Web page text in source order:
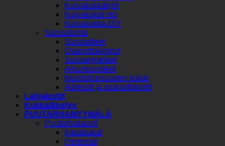
Kuivakukkatyöt
Kuivakukat irto
Kuivakukka DIY
Surusidonta
Surulaitteet
Osanottokimput
Suruseppeleet
Arkunkoristeet
Muistotilaisuuden kukat
Adressit ja osanottokortit
Lahjakortit
Kukkalähetys
PUUTARHAMYYMÄLÄ
Puutarhakasvit
Kesäkukat
Perennat